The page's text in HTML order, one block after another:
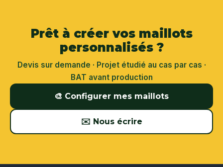
Prêt à créer vos maillots
personnalisés ?
Devis sur demande · Projet étudié au cas par cas ·
BAT avant production
🎨 Configurer mes maillots
✉️ Nous écrire